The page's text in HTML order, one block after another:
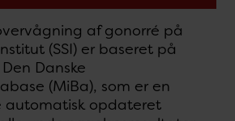
af gonorré på
(SSI) er baseret på
Danske
(MiBa), som er en
automatisk opdateret